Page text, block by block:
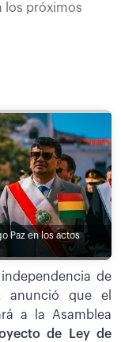
los próximos
Paz en los actos
de
anunció que el
a la Asamblea
de Ley de